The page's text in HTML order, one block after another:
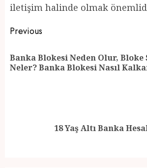
iletişim halinde olmak
Post
navigation
Previous
Banka Blokesi Neden Olur, Bloke
Neler? Banka Blokesi Nasıl
18 Yaş Altı Banka